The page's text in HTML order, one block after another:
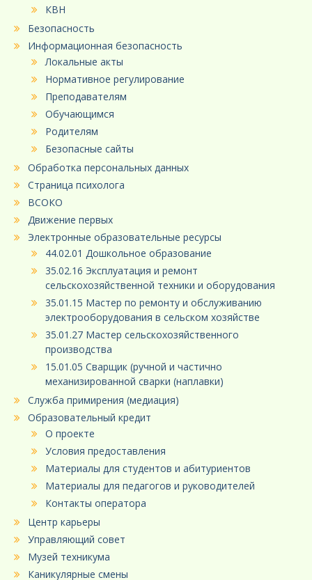
КВН
Безопасность
Информационная безопасность
Локальные акты
Нормативное регулирование
Преподавателям
Обучающимся
Родителям
Безопасные сайты
Обработка персональных данных
Страница психолога
ВСОКО
Движение первых
Электронные образовательные ресурсы
44.02.01 Дошкольное образование
35.02.16 Эксплуатация и ремонт
сельскохозяйственной техники и оборудования
35.01.15 Мастер по ремонту и обслуживанию
электрооборудования в сельском хозяйстве
35.01.27 Мастер сельскохозяйственного
производства
15.01.05 Сварщик (ручной и частично
механизированной сварки (наплавки)
Служба примирения (медиация)
Образовательный кредит
О проекте
Условия предоставления
Материалы для студентов и абитуриентов
Материалы для педагогов и руководителей
Контакты оператора
Центр карьеры
Управляющий совет
Музей техникума
Каникулярные смены